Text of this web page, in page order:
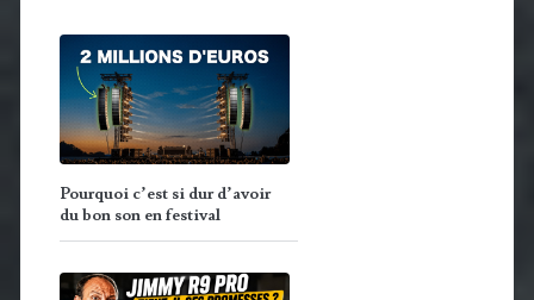
Pourquoi c’est si dur d’avoir
du bon son en festival